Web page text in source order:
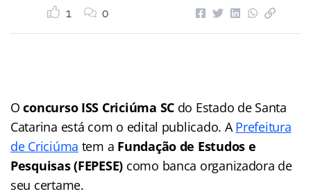
1 0
Oconcurso ISS Criciúma SC do Estado de Santa
Catarina está com o edital publicado. APrefeitura
de Criciúma tem a Fundação de Estudos e
Pesquisas (FEPESE) como banca organizadora de
seu certame.